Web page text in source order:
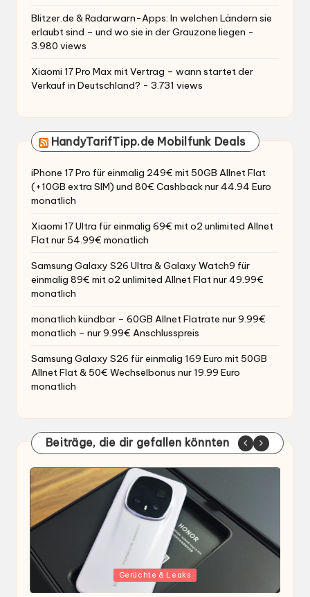
Blitzer.de & Radarwarn-Apps: In welchen Ländern sie
erlaubt sind – und wo sie in der Grauzone liegen -
3.980 views
Xiaomi 17 Pro Max mit Vertrag – wann startet der
Verkauf in Deutschland? - 3.731 views
HandyTarifTipp.de Mobilfunk Deals
iPhone 17 Pro für einmalig 249€ mit 50GB Allnet Flat
(+10GB extra SIM) und 80€ Cashback nur 44.94 Euro
monatlich
Xiaomi 17 Ultra für einmalig 69€ mit o2 unlimited Allnet
Flat nur 54.99€ monatlich
Samsung Galaxy S26 Ultra & Galaxy Watch9 für
einmalig 89€ mit o2 unlimited Allnet Flat nur 49.99€
monatlich
monatlich kündbar – 60GB Allnet Flatrate nur 9.99€
monatlich – nur 9.99€ Anschlusspreis
Samsung Galaxy S26 für einmalig 169 Euro mit 50GB
Allnet Flat & 50€ Wechselbonus nur 19.99 Euro
monatlich
Beiträge, die dir gefallen könnten
Gepostet
Gerüchte & Leaks